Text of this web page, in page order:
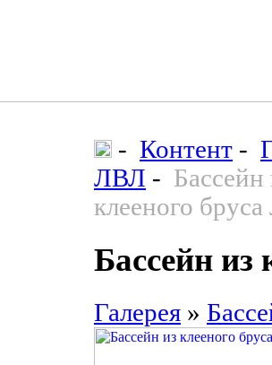
- Контент -
ЛВЛ -
клееного
Бассейн из
Галерея »